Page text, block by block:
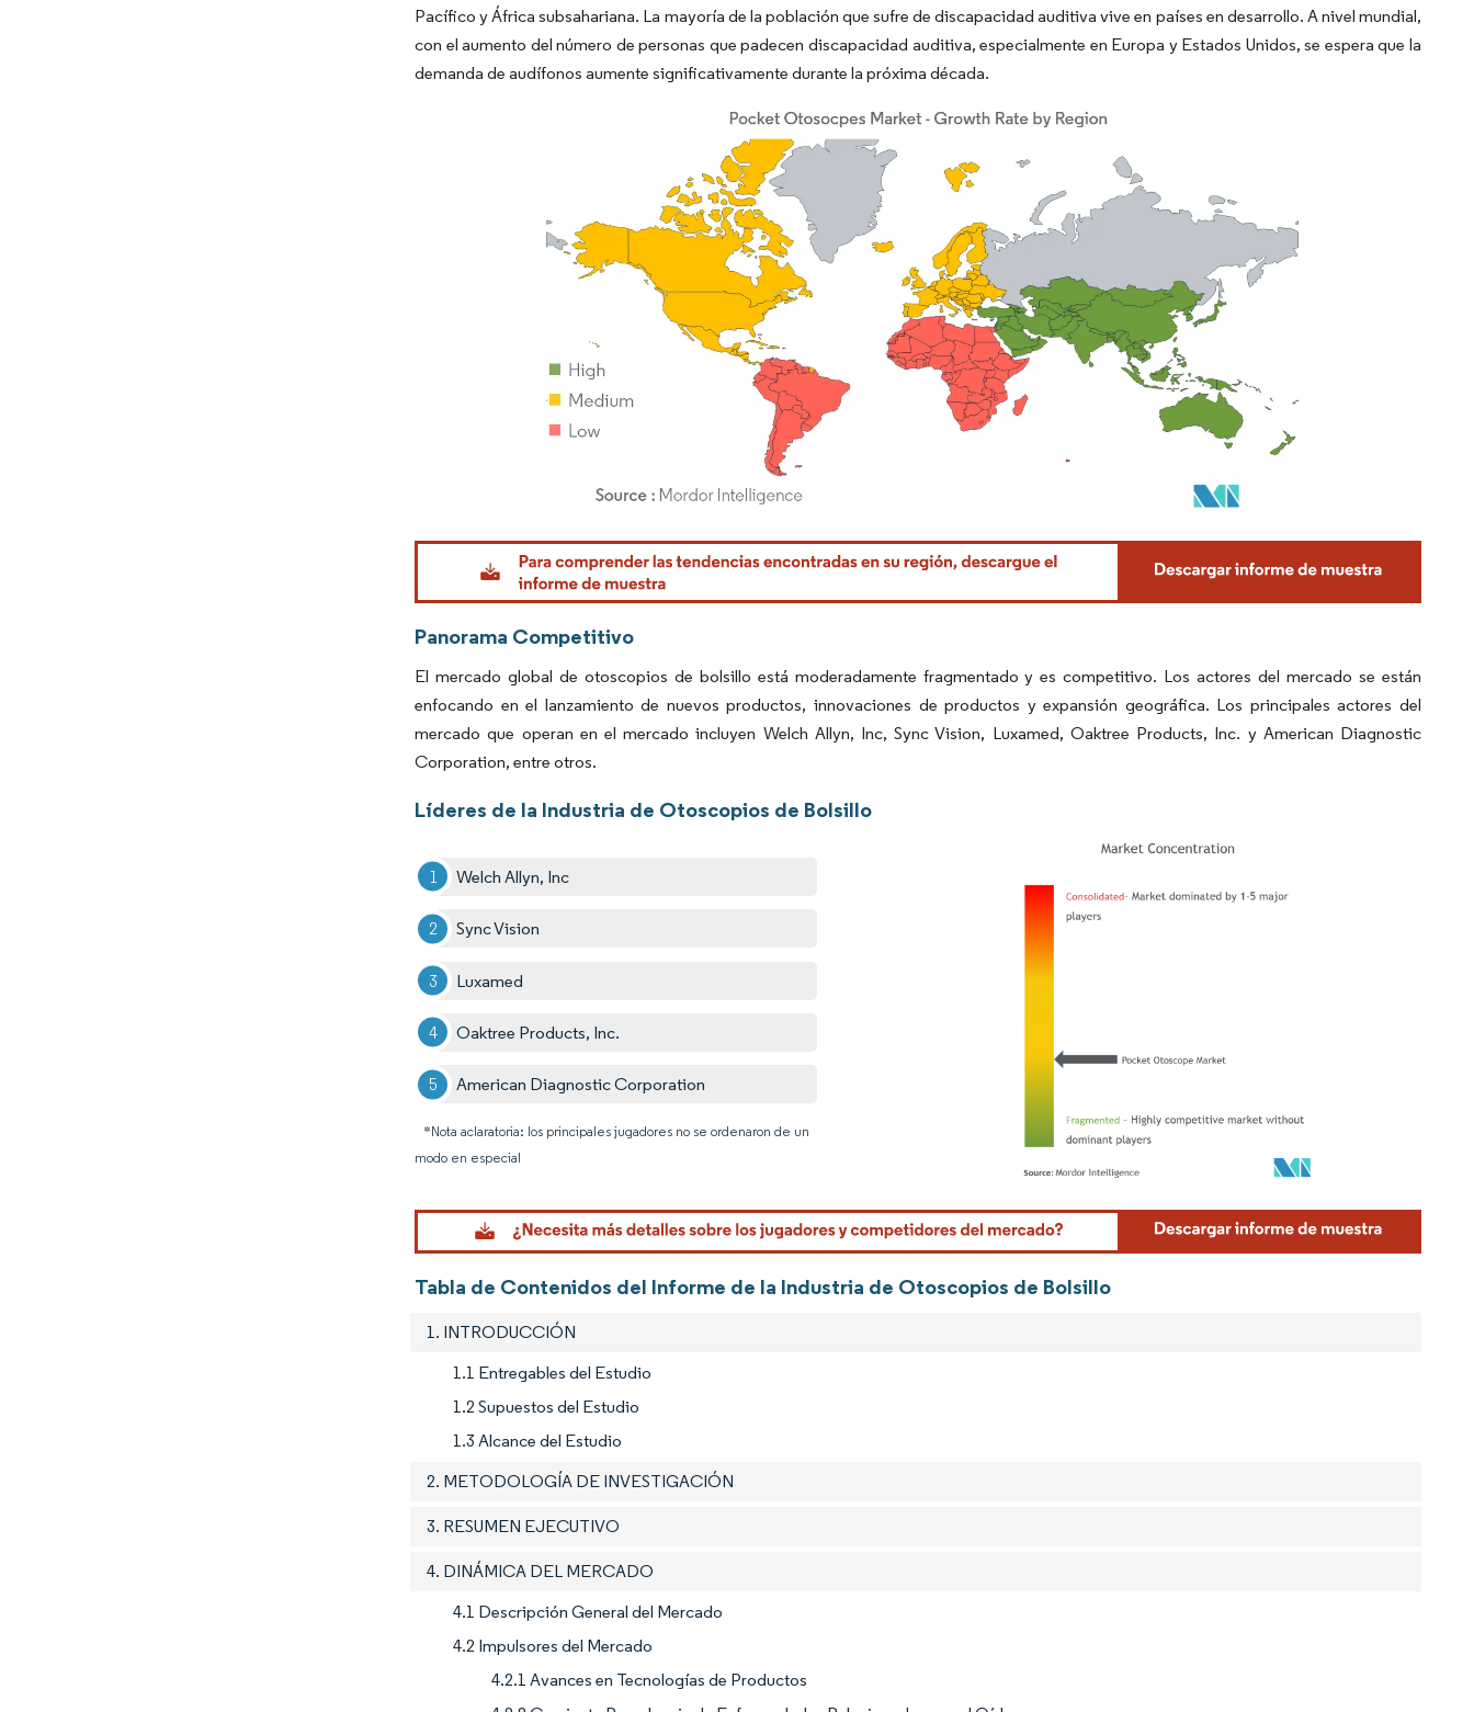
Pacífico y África subsahariana. La mayoría de la población que sufre de discapacidad auditiva vive en países en desarrollo. A nivel mundial,
con el aumento del número de personas que padecen discapacidad auditiva, especialmente en Europa y Estados Unidos, se espera que la
demanda de audífonos aumente significativamente durante la próxima década.
Imagen © Mordor Intelligence. El uso requiere atribución según CC BY 4.0.
Panorama Competitivo
El mercado global de otoscopios de bolsillo está moderadamente fragmentado y es competitivo. Los actores del mercado se están
enfocando en el lanzamiento de nuevos productos, innovaciones de productos y expansión geográfica. Los principales actores del
mercado que operan en el mercado incluyen Welch Allyn, Inc, Sync Vision, Luxamed, Oaktree Products, Inc. y American Diagnostic
Corporation, entre otros.
Líderes de la Industria de Otoscopios de Bolsillo
Welch Allyn, Inc
Sync Vision
Luxamed
Oaktree Products, Inc.
American Diagnostic Corporation
*Nota aclaratoria: los principales jugadores no se ordenaron de un
modo en especial
Imagen © Mordor Intelligence. El uso requiere atribución según CC BY 4.0.
Tabla de Contenidos del Informe de la Industria de Otoscopios de Bolsillo
1. INTRODUCCIÓN
1.1 Entregables del Estudio
1.2 Supuestos del Estudio
1.3 Alcance del Estudio
2. METODOLOGÍA DE INVESTIGACIÓN
3. RESUMEN EJECUTIVO
4. DINÁMICA DEL MERCADO
4.1 Descripción General del Mercado
4.2 Impulsores del Mercado
4.2.1 Avances en Tecnologías de Productos